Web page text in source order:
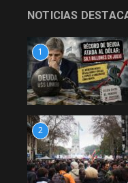
NOTICIAS
1
2